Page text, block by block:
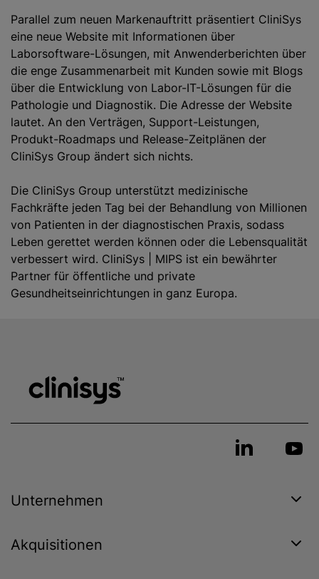
Parallel zum neuen Markenauftritt präsentiert CliniSys
eine neue Website mit Informationen über
Laborsoftware-Lösungen, mit Anwenderberichten über
die enge Zusammenarbeit mit Kunden sowie mit Blogs
über die Entwicklung von Labor-IT-Lösungen für die
Pathologie und Diagnostik. Die Adresse der Website
lautet. An den Verträgen, Support-Leistungen,
Produkt-Roadmaps und Release-Zeitplänen der
CliniSys Group ändert sich nichts.
Die CliniSys Group unterstützt medizinische
Fachkräfte jeden Tag bei der Behandlung von Millionen
von Patienten in der diagnostischen Praxis, sodass
Leben gerettet werden können oder die Lebensqualität
verbessert wird. CliniSys | MIPS ist ein bewährter
Partner für öffentliche und private
Gesundheitseinrichtungen in ganz Europa.
Unternehmen
Akquisitionen